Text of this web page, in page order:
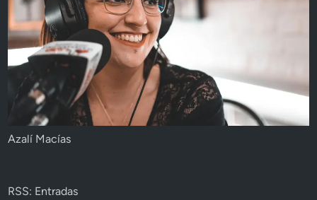
Azalí Macías
RSS: Entradas